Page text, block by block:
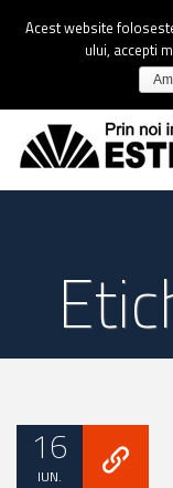
16
IUN.
Acest website
ului, accepti